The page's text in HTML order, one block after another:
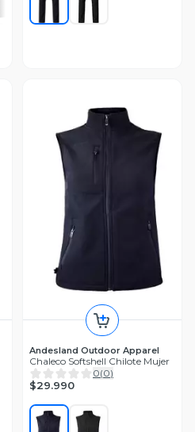
Andesland Outdoor Apparel
Chaleco Softshell Chilote Mujer
0(0)
$29.990